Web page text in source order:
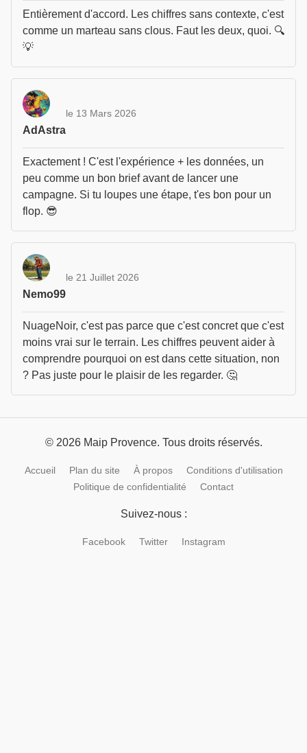
Entièrement d'accord. Les chiffres sans contexte, c'est
comme un marteau sans clous. Faut les deux, quoi. 🔍
💡
AdAstra
le 13 Mars 2026
Exactement ! C'est l'expérience + les données, un
peu comme un bon brief avant de lancer une
campagne. Si tu loupes une étape, t'es bon pour un
flop. 😎
Nemo99
le 21 Juillet 2026
NuageNoir, c'est pas parce que c'est concret que c'est
moins vrai sur le terrain. Les chiffres peuvent aider à
comprendre pourquoi on est dans cette situation, non
? Pas juste pour le plaisir de les regarder. 🤔
© 2026 Maip Provence. Tous droits réservés.
Accueil Plan du site À propos
Conditions d'utilisation
Politique de confidentialité
Contact
Suivez-nous :
Facebook Twitter Instagram